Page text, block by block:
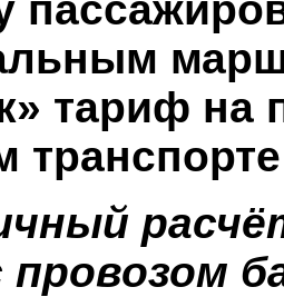
тариф на
провозом